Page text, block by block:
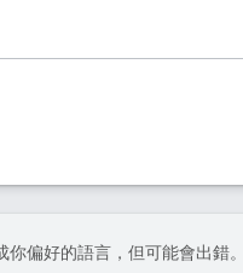
偏好的語言，但可能會出錯。